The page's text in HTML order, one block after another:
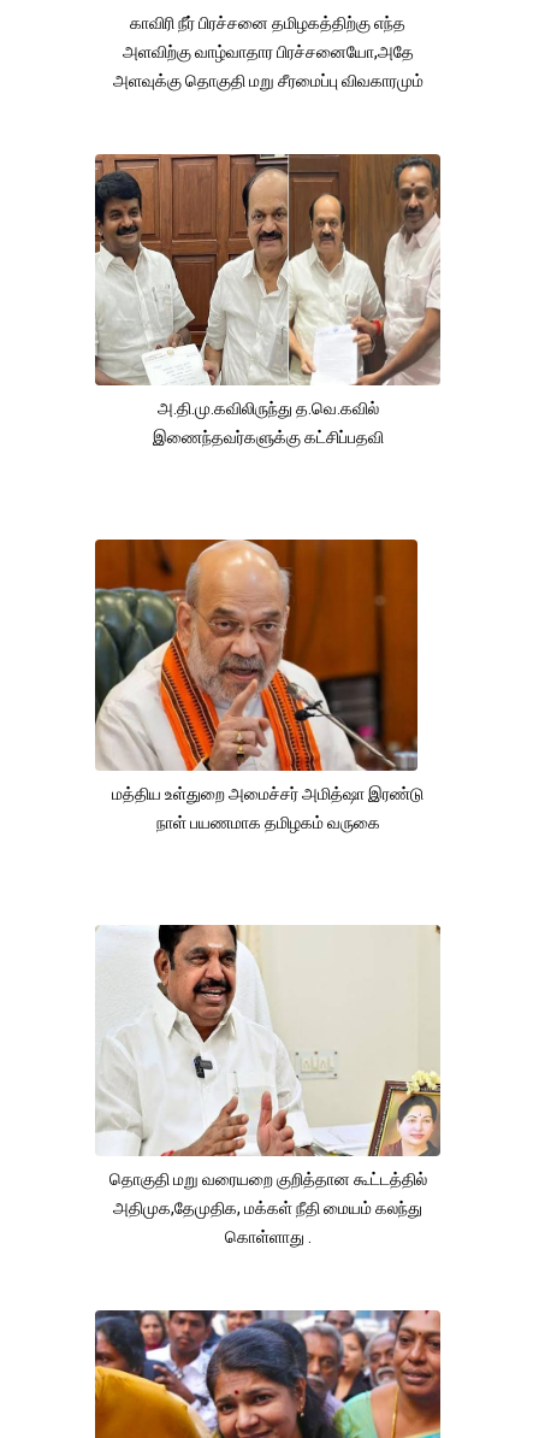
காவிரி நீர் பிரச்சனை தமிழகத்திற்கு எந்த
அளவிற்கு வாழ்வாதார பிரச்சனையோ,அதே
அளவுக்கு தொகுதி மறு சீரமைப்பு விவகாரமும்
அ.தி.மு.கவிலிருந்து த.வெ.கவில்
இணைந்தவர்களுக்கு கட்சிப்பதவி
மத்திய உள்துறை அமைச்சர் அமித்ஷா இரண்டு
நாள் பயணமாக தமிழகம் வருகை
தொகுதி மறு வரையறை குறித்தான கூட்டத்தில்
அதிமுக,தேமுதிக, மக்கள் நீதி மையம் கலந்து
கொள்ளாது .